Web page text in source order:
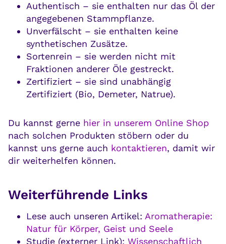
Authentisch – sie enthalten nur das Öl der
angegebenen Stammpflanze.
Unverfälscht – sie enthalten keine
synthetischen Zusätze.
Sortenrein – sie werden nicht mit
Fraktionen anderer Öle gestreckt.
Zertifiziert – sie sind unabhängig
Zertifiziert (Bio, Demeter, Natrue).
Du kannst gerne hier in unserem Online Shop
nach solchen Produkten stöbern oder du
kannst uns gerne auch kontaktieren, damit wir
dir weiterhelfen können.
Weiterführende Links
Lese auch unseren Artikel: Aromatherapie:
Natur für Körper, Geist und Seele
Studie (externer Link): Wissenschaftlich